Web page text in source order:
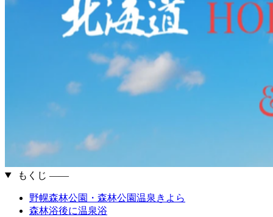
もくじ ――
野幌森林公園・森林公園温泉きよら
森林浴後に温泉浴